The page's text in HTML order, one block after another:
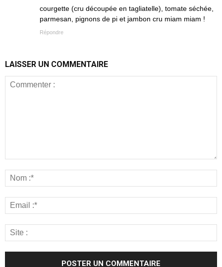
courgette (cru découpée en tagliatelle), tomate séchée,
parmesan, pignons de pi et jambon cru miam miam !
Répondre
LAISSER UN COMMENTAIRE